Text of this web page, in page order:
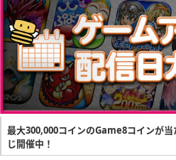
最大300,000コインのGame8コインが
じ開催中！